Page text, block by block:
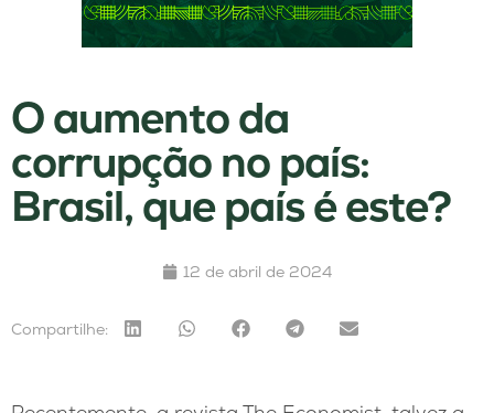
O aumento da
corrupção no país:
Brasil, que país é este?
12 de abril de 2024
Compartilhe: